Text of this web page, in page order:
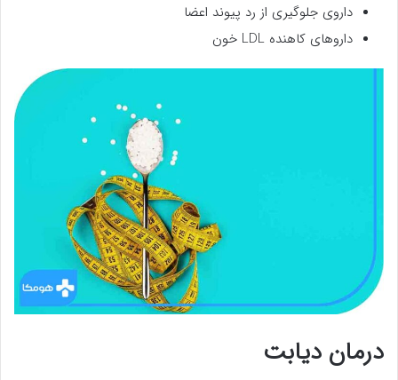
داروی جلوگیری از رد پیوند اعضا
داروهای کاهنده LDL خون
درمان دیابت